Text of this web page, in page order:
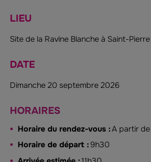
LIEU
Site de la Ravine Blanche à Saint-Pierre
DATE
Dimanche 20 septembre 2026
HORAIRES
Horaire du rendez-vous :A partir
Horaire de départ :9h30